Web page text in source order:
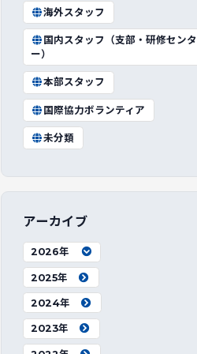
海外スタッフ
国内スタッフ（支部・研修センタ
ー）
本部スタッフ
国際協力ボランティア
未分類
アーカイブ
2026年
2025年
2024年
2023年